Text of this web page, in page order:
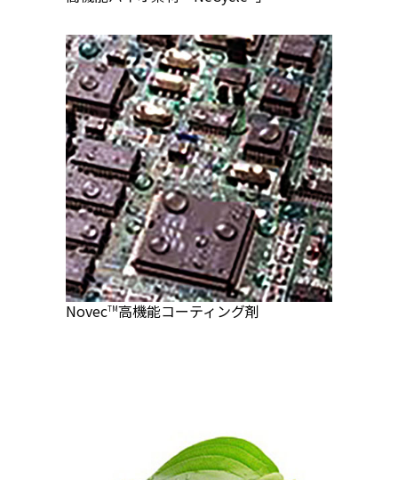
NovecTM高機能コーティング剤